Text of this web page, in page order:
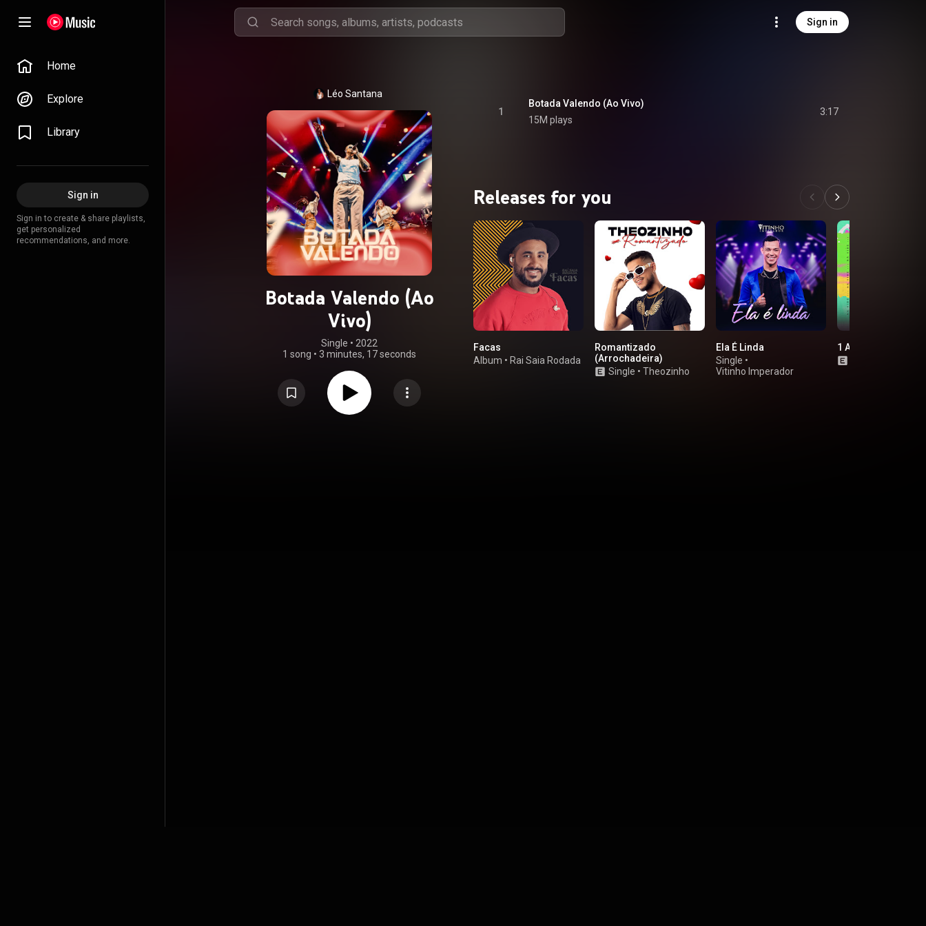
Sign in
Home
Explore
Library
Sign in
Sign in to create & share playlists,
get personalized
recommendations, and more.
Léo Santana
Botada Valendo (Ao
Vivo)
Single • 2022
1 song • 3 minutes, 17 seconds
1
Botada Valendo (Ao Vivo)
15M plays
3:17
Releases for you
Facas
Album • Rai Saia Rodada
Romantizado
(Arrochadeira)
Single • Theozinho
Ela É Linda
Single •
Vitinho Imperador
1 Ano de na Vibe